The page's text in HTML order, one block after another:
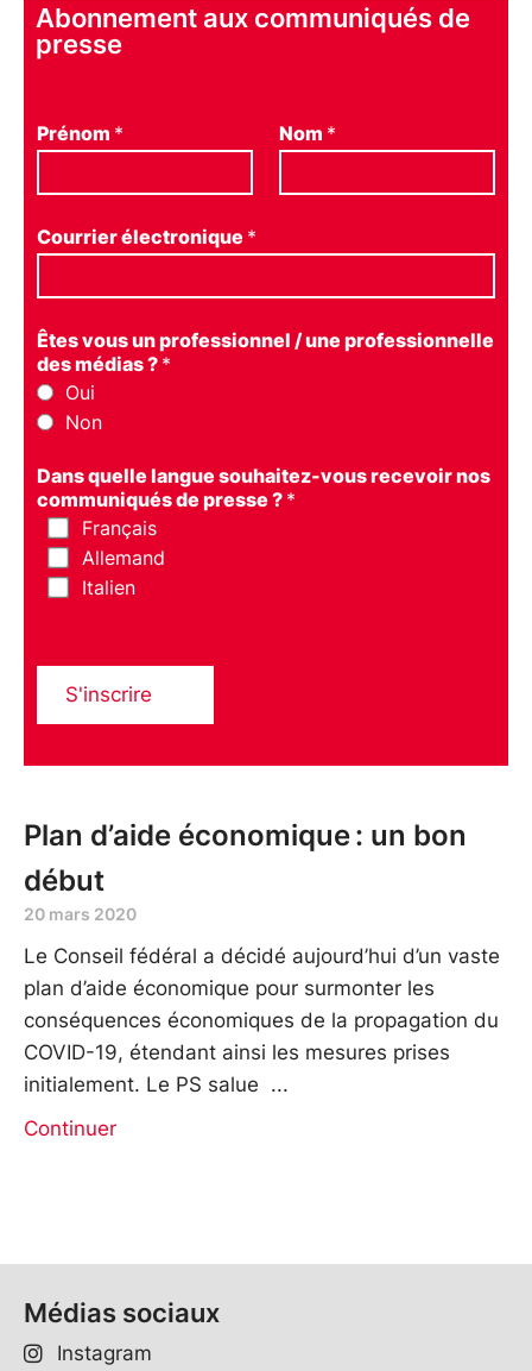
Abonnement aux communiqués de
presse
Prénom * Nom *
Courrier électronique *
Êtes vous un professionnel / une professionnelle
des médias ? *
Oui
Non
Dans quelle langue souhaitez-vous recevoir nos
communiqués de presse ? *
Français
Allemand
Italien
S'inscrire
Plan d’aide économique : un bon
début
20 mars 2020
Le Conseil fédéral a décidé aujourd’hui d’un vaste
plan d’aide économique pour surmonter les
conséquences économiques de la propagation du
COVID-19, étendant ainsi les mesures prises
initialement. Le PS salue
Continuer
Médias sociaux
Instagram